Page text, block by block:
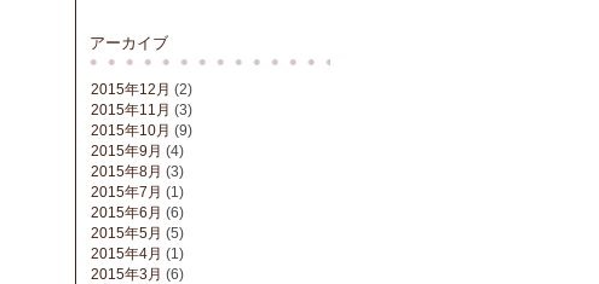
アーカイブ
2015年12月 (2)
2015年11月 (3)
2015年10月 (9)
2015年9月 (4)
2015年8月 (3)
2015年7月 (1)
2015年6月 (6)
2015年5月 (5)
2015年4月 (1)
2015年3月 (6)